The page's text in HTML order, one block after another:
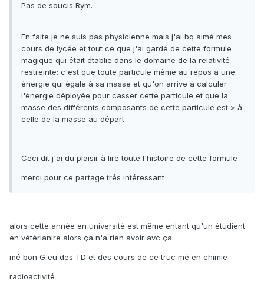
Pas de soucis Rym.
En faite je ne suis pas physicienne mais j'ai bq aimé mes
cours de lycée et tout ce que j'ai gardé de cette formule
magique qui était établie dans le domaine de la relativité
restreinte: c'est que toute particule même au repos a une
énergie qui égale à sa masse et qu'on arrive à calculer
l'énergie déployée pour casser cette particule et que la
masse des différents composants de cette particule est > à
celle de la masse au départ
Ceci dit j'ai du plaisir à lire toute l'histoire de cette formule
merci pour ce partage trés intéressant
alors cette année en université est même entant qu'un étudient
en vétérianire alors ça n'a rien avoir avc ça
mé bon G eu des TD et des cours de ce truc mé en chimie
radioactivité